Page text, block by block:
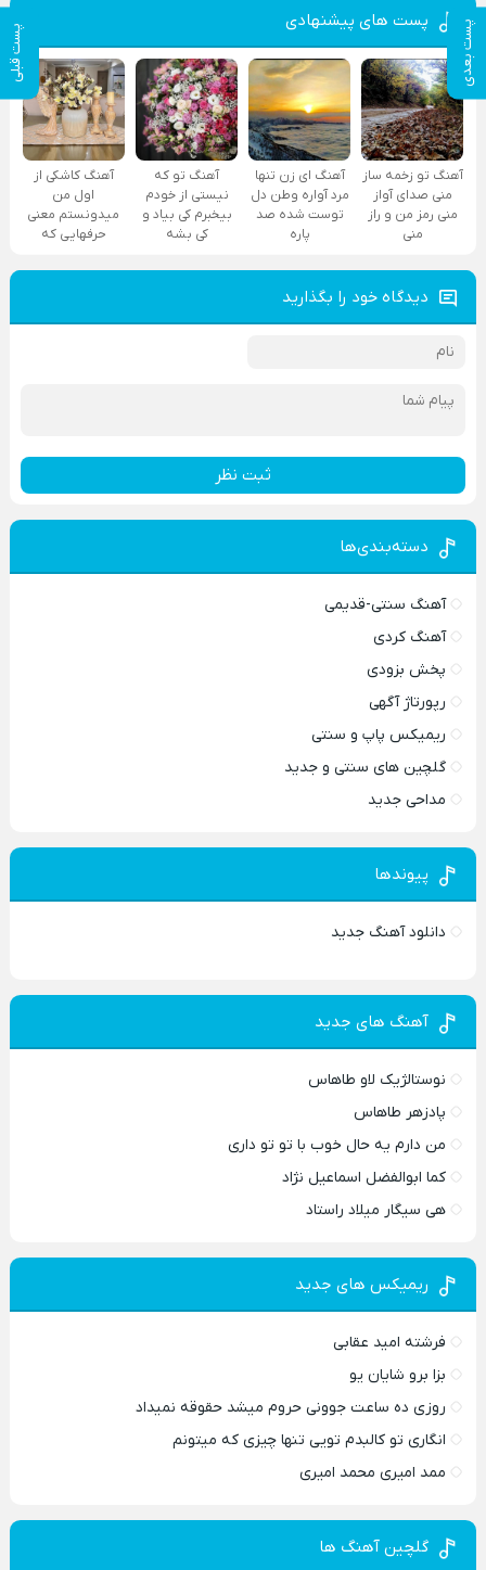
پست بعدی پست قبلی
پست های پیشنهادی
آهنگ تو زخمه ساز
منی صدای آواز
منی رمز من و راز
منی
آهنگ ای زن تنها
مرد آواره وطن دل
توست شده صد
پاره
آهنگ تو که
نیستی از خودم
بیخبرم کی بیاد و
کی بشه
آهنگ کاشکی از
اول من
میدونستم معنی
حرفهایی که
دیدگاه خود را بگذارید
ثبت نظر
دسته‌بندی‌ها
آهنگ سنتی-قدیمی
آهنگ کردی
پخش بزودی
رپورتاژ آگهی
ریمیکس پاپ و سنتی
گلچین های سنتی و جدید
مداحی جدید
پیوندها
دانلود آهنگ جدید
آهنگ های جدید
نوستالژیک لاو طاهاس
پادزهر طاهاس
من دارم یه حال خوب با تو تو داری
کما ابوالفضل اسماعیل نژاد
هی سیگار میلاد راستاد
ریمیکس های جدید
فرشته امید عقابی
بزا برو شایان یو
روزی ده ساعت جوونی حروم میشد حقوقه نمیداد
انگاری تو کالبدم تویی تنها چیزی که میتونم
ممد امیری محمد امیری
گلچین آهنگ ها